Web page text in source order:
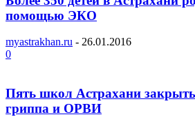
помощью ЭКО
myastrakhan.ru - 26.01.2016
0
Пять школ Астрахани
гриппа и ОРВИ